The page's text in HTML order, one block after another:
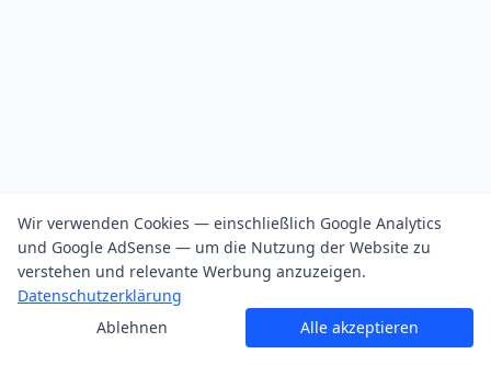
Wir verwenden Cookies — einschließlich Google Analytics
und Google AdSense — um die Nutzung der Website zu
verstehen und relevante Werbung anzuzeigen.
Datenschutzerklärung
Ablehnen
Alle akzeptieren